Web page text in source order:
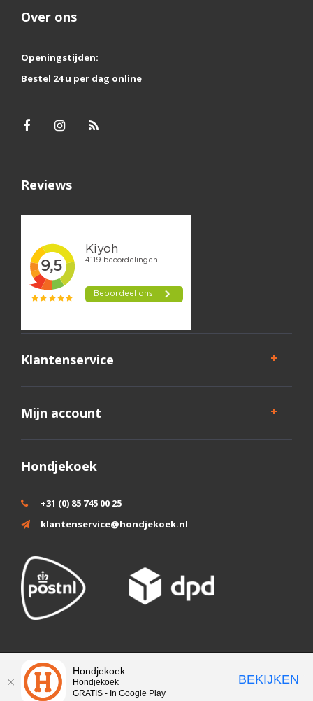
Over ons
Openingstijden:
Bestel 24 u per dag online
Reviews
Klantenservice
Mijn account
Hondjekoek
+31 (0) 85 745 00 25
klantenservice@hondjekoek.nl
Wij slaan cookies op om onze website te verbeteren. Is dat akkoord?
Nee
Hondjekoek
Hondjekoek
GRATIS - In Google Play
BEKIJKEN